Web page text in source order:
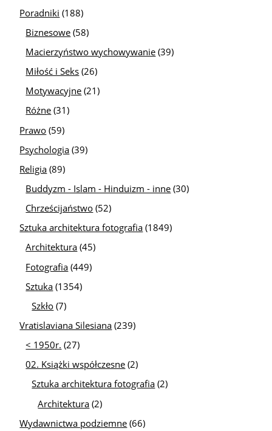
Poradniki (188)
Biznesowe (58)
Macierzyństwo wychowywanie (39)
Miłość i Seks (26)
Motywacyjne (21)
Różne (31)
Prawo (59)
Psychologia (39)
Religia (89)
Buddyzm - Islam - Hinduizm - inne (30)
Chrześcijaństwo (52)
Sztuka architektura fotografia (1849)
Architektura (45)
Fotografia (449)
Sztuka (1354)
Szkło (7)
Vratislaviana Silesiana (239)
< 1950r. (27)
02. Książki współczesne (2)
Sztuka architektura fotografia (2)
Architektura (2)
Wydawnictwa podziemne (66)